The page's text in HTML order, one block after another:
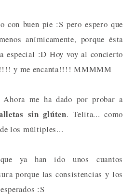
con buen pie :S pero espero que
anímicamente, porque ésta
especial :D Hoy voy al concierto
y me encanta!!!! MMMMM
me ha dado por probar a
sin glúten. Telita... como
los múltiples...
ya han ido unos cuantos
porque las consistencias y los
:S